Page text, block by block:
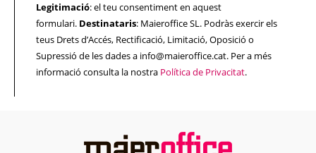
Legitimació: el teu consentiment en aquest
formulari. Destinataris: Maieroffice SL. Podràs exercir els
teus Drets d’Accés, Rectificació, Limitació, Oposició o
Supressió de les dades a info@maieroffice.cat. Per a més
informació consulta la nostra Política de Privacitat.